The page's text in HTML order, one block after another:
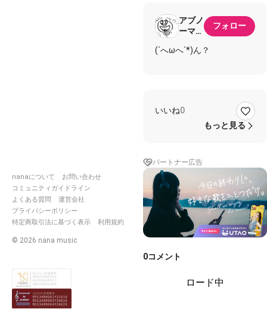
nanaについて
お問い合わせ
コミュニティガイドライン
よくある質問
運営会社
プライバシーポリシー
特定商取引法に基づく表示
利用規約
© 2026 nana music
アブノ
ーマル
チ(´へ
フォロー
(´へωへ`*)ん？
いいね0
もっと見る
パートナー広告
0コメント
ロード中